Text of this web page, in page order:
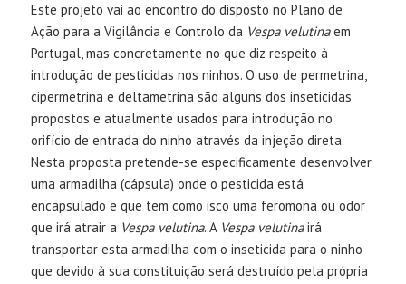
Este projeto vai ao encontro do disposto no Plano de
Ação para a Vigilância e Controlo da Vespa velutinaem
Portugal, mas concretamente no que diz respeito à
introdução de pesticidas nos ninhos. O uso de permetrina,
cipermetrina e deltametrina são alguns dos inseticidas
propostos e atualmente usados para introdução no
orifício de entrada do ninho através da injeção direta.
Nesta proposta pretende-se especificamente desenvolver
uma armadilha (cápsula) onde o pesticida está
encapsulado e que tem como isco uma feromona ou odor
que irá atrair a Vespa velutina. A Vespa velutinairá
transportar esta armadilha com o inseticida para o ninho
que devido à sua constituição será destruído pela própria